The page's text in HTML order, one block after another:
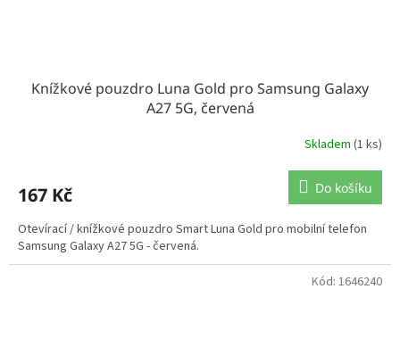
Knížkové pouzdro Luna Gold pro Samsung Galaxy
A27 5G, červená
Skladem (1 ks)
167 Kč Do košíku
Otevírací / knížkové pouzdro Smart Luna Gold pro mobilní telefon
Samsung Galaxy A27 5G - červená.
Kód: 1646240